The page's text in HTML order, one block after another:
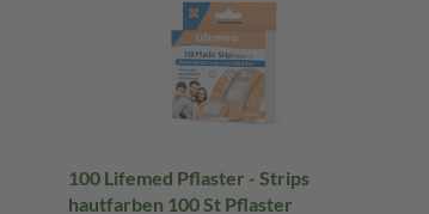
100 Lifemed Pflaster - Strips
hautfarben 100 St Pflaster